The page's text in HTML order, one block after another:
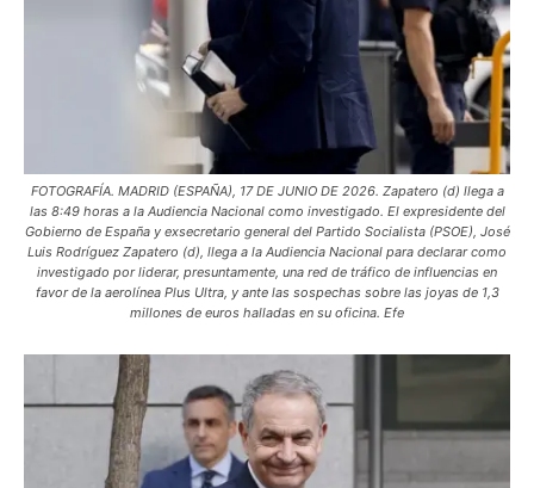
FOTOGRAFÍA. MADRID (ESPAÑA), 17 DE JUNIO DE 2026. Zapatero (d) llega a
las 8:49 horas a la Audiencia Nacional como investigado. El expresidente del
Gobierno de España y exsecretario general del Partido Socialista (PSOE), José
Luis Rodríguez Zapatero (d), llega a la Audiencia Nacional para declarar como
investigado por liderar, presuntamente, una red de tráfico de influencias en
favor de la aerolínea Plus Ultra, y ante las sospechas sobre las joyas de 1,3
millones de euros halladas en su oficina. Efe